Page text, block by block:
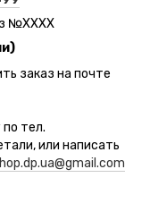
№ХХХХ
заказ на почте
тел.
или написать